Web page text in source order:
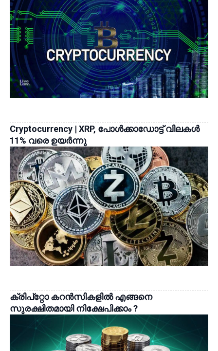
Cryptocurrency | XRP, പോൾക്കാഡോട്ട് വിലകൾ
11% വരെ ഉയർന്നു
ക്രിപ്‌റ്റോ കറൻസികളിൽ എങ്ങനെ
സുരക്ഷിതമായി നിക്ഷേപിക്കാം ?